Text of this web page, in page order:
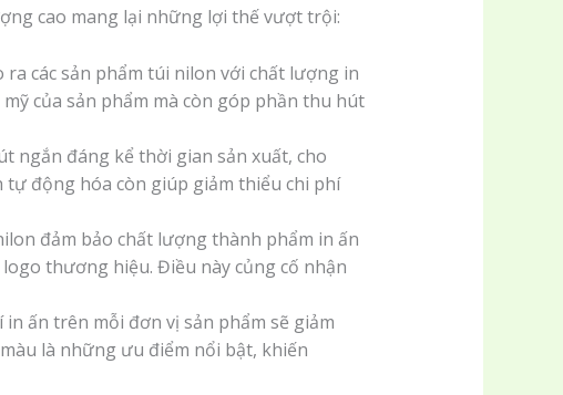
cao mang lại những lợi thế vượt trội:
các sản phẩm túi nilon với chất lượng in
của sản phẩm mà còn góp phần thu hút
ngắn đáng kể thời gian sản xuất, cho
động hóa còn giúp giảm thiểu chi phí
đảm bảo chất lượng thành phẩm in ấn
thương hiệu. Điều này củng cố nhận
ấn trên mỗi đơn vị sản phẩm sẽ giảm
là những ưu điểm nổi bật, khiến